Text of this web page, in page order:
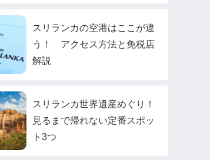
スリランカの空港はここが違
う！ アクセス方法と免税店
解説
スリランカ世界遺産めぐり！
見るまで帰れない定番スポッ
ト3つ